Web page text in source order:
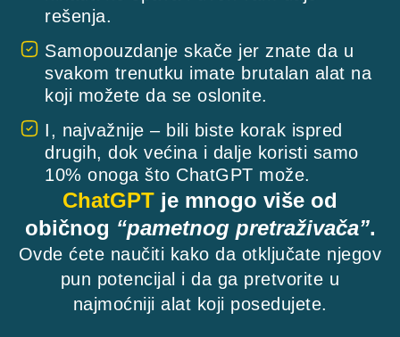
rešenja.
Samopouzdanje skače jer znate da u
svakom trenutku imate brutalan alat na
koji možete da se oslonite.
I, najvažnije – bili biste korak ispred
drugih, dok većina i dalje koristi samo
10% onoga što ChatGPT može.
ChatGPT je mnogo više od
običnog “pametnog pretraživača”.
Ovde ćete naučiti kako da otključate njegov
pun potencijal i da ga pretvorite u
najmoćniji alat koji posedujete.